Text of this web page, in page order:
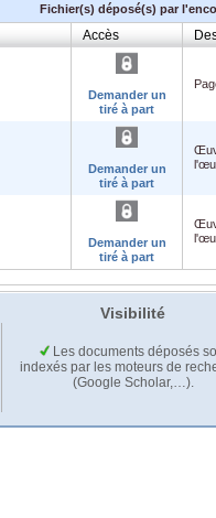
Fichier(s) déposé(s) par
Accès
Demander un
tiré à part
Demander un
tiré à part
Demander un
tiré à part
Visibilité
Les documents déposés
indexés par les moteurs de
(Google Scholar,…).